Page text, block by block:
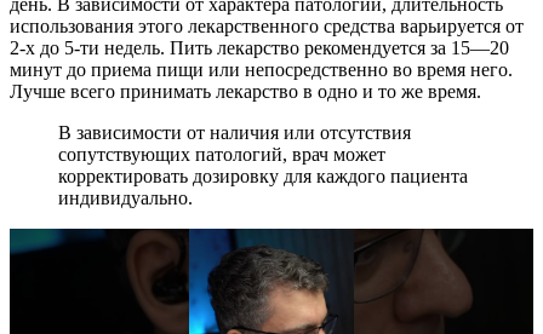
день. В зависимости от характера патологии, длительность
использования этого лекарственного средства варьируется от
2-х до 5-ти недель. Пить лекарство рекомендуется за 15—20
минут до приема пищи или непосредственно во время него.
Лучше всего принимать лекарство в одно и то же время.
В зависимости от наличия или отсутствия
сопутствующих патологий, врач может
корректировать дозировку для каждого пациента
индивидуально.